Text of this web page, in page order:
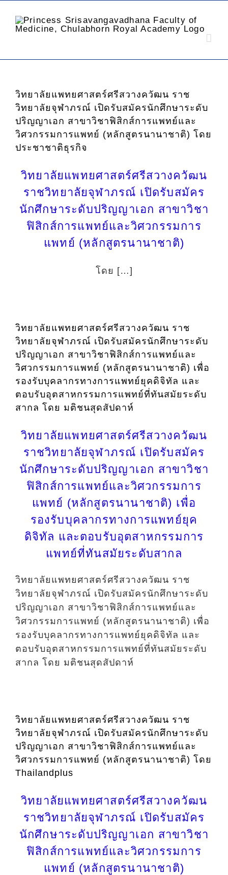
วิทยาลัยแพทยศาสตร์ศรีสวางควัฒน ราช
วิทยาลัยจุฬาภรณ์ เปิดรับสมัครนักศึกษาระดับ
ปริญญาเอก สาขาวิชาฟิสิกส์การแพทย์และ
วิศวกรรมการแพทย์ (หลักสูตรนานาชาติ) โดย
ประชาชาติธุรกิจ
วิทยาลัยแพทยศาสตร์ศรีสวางควัฒน
ราชวิทยาลัยจุฬาภรณ์ เปิดรับสมัคร
นักศึกษาระดับปริญญาเอก สาขาวิชา
ฟิสิกส์การแพทย์และวิศวกรรมการ
แพทย์ (หลักสูตรนานาชาติ)
โดย […]
วิทยาลัยแพทยศาสตร์ศรีสวางควัฒน ราช
วิทยาลัยจุฬาภรณ์ เปิดรับสมัครนักศึกษาระดับ
ปริญญาเอก สาขาวิชาฟิสิกส์การแพทย์และ
วิศวกรรมการแพทย์ (หลักสูตรนานาชาติ) เพื่อ
รองรับบุคลากรทางการแพทย์ยุคดิจิทัล และ
ตอบรับอุตสาหกรรมการแพทย์ที่ทันสมัยระดับ
สากล โดย มติชนสุดสัปดาห์
วิทยาลัยแพทยศาสตร์ศรีสวางควัฒน
ราชวิทยาลัยจุฬาภรณ์ เปิดรับสมัคร
นักศึกษาระดับปริญญาเอก สาขาวิชา
ฟิสิกส์การแพทย์และวิศวกรรมการ
แพทย์ (หลักสูตรนานาชาติ) เพื่อ
รองรับบุคลากรทางการแพทย์ยุค
ดิจิทัล และตอบรับอุตสาหกรรมการ
แพทย์ที่ทันสมัยระดับสากล
วิทยาลัยแพทยศาสตร์ศรีสวางควัฒน ราช
วิทยาลัยจุฬาภรณ์ เปิดรับสมัครนักศึกษาระดับ
ปริญญาเอก สาขาวิชาฟิสิกส์การแพทย์และ
วิศวกรรมการแพทย์ (หลักสูตรนานาชาติ) เพื่อ
รองรับบุคลากรทางการแพทย์ยุคดิจิทัล และ
ตอบรับอุตสาหกรรมการแพทย์ที่ทันสมัยระดับ
สากล โดย มติชนสุดสัปดาห์
วิทยาลัยแพทยศาสตร์ศรีสวางควัฒน ราช
วิทยาลัยจุฬาภรณ์ เปิดรับสมัครนักศึกษาระดับ
ปริญญาเอก สาขาวิชาฟิสิกส์การแพทย์และ
วิศวกรรมการแพทย์ (หลักสูตรนานาชาติ) โดย
Thailandplus
วิทยาลัยแพทยศาสตร์ศรีสวางควัฒน
ราชวิทยาลัยจุฬาภรณ์ เปิดรับสมัคร
นักศึกษาระดับปริญญาเอก สาขาวิชา
ฟิสิกส์การแพทย์และวิศวกรรมการ
แพทย์ (หลักสูตรนานาชาติ)